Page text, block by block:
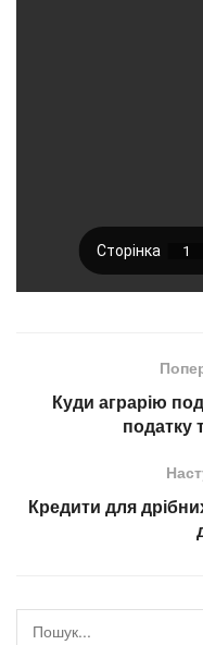
Куди аграрію
податку
Кредити для